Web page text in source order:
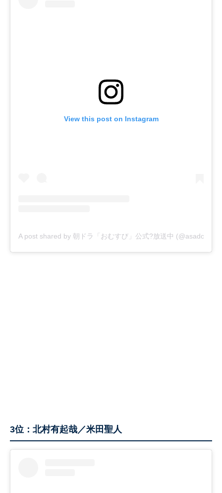
View this post on Instagram
A post shared by 朝ドラ「おむすび」公式?放送中
3位：北村有起哉／米田聖人